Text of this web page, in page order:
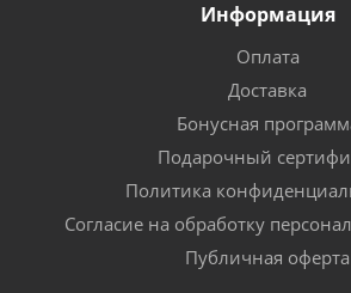
Информация
Оплата
Доставка
Бонусная
Подарочный
Политика
Согласие на обработку
Публичная оферта